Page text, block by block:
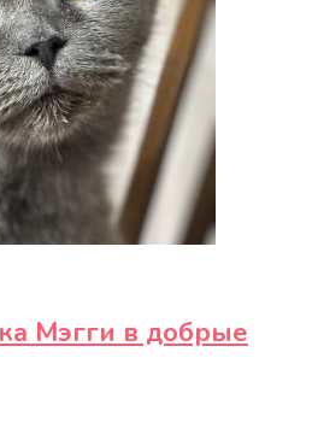
Мэгги в добрые